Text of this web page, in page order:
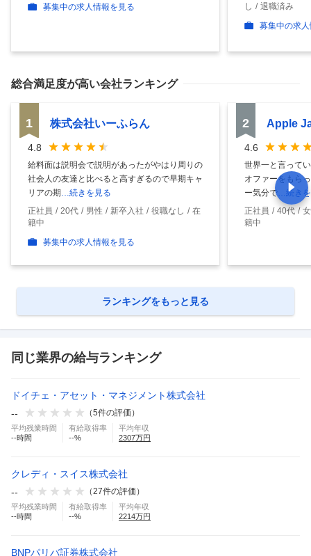
募集中の求人情報を見る
し
退職済み
募集中の求
総合満足度が高い会社ランキング
1 株式会社いーふらん
4.8
給料面は説明会で説明があったがやはり周りの
社会人の友達と比べると高すぎるので早期キャ
リアの期…続きを見る
正社員
20代 男性 新卒入社 役職なし
在
籍中
募集中の求人情報を見る
2 Apple
4.6
世界一と言って
オファーをもら
ー気分で…続き
正社員
40代
籍中
ランキングをもっと見る
同じ業界の給与ランキング
ドイチェ・アセット・マネジメント株式会社
--
（5件の評価）
平均残業時間
--時間
有給取得率
--%
平均年収
2307万円
クレディ・スイス株式会社
--
（27件の評価）
平均残業時間
--時間
有給取得率
--%
平均年収
2214万円
BNPパリバ証券株式会社